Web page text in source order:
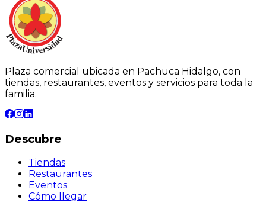
Plaza comercial ubicada en Pachuca Hidalgo, con
tiendas, restaurantes, eventos y servicios para toda la
familia.
Descubre
Tiendas
Restaurantes
Eventos
Cómo llegar